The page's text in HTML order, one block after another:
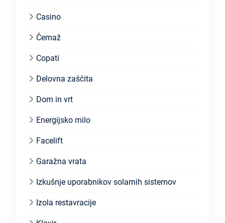
Casino
Čemaž
Copati
Delovna zaščita
Dom in vrt
Energijsko milo
Facelift
Garažna vrata
Izkušnje uporabnikov solarnih sistemov
Izola restavracije